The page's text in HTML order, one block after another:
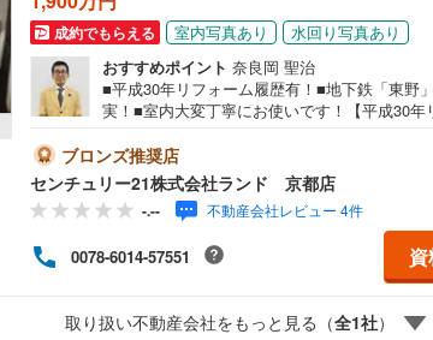
成約でもらえる 室内写真あり
水回り写真あり
おすすめポイント 奈良岡 聖治
■平成30年リフォーム履歴有！■地下鉄「東野
実！■室内大変丁寧にお使いです！【平成30
替・床CF、クロス張替他・洋室11帖に壁掛け
ム3ヶ所設置（玄関、車、店舗）■照明器具、
で売却可能です！お客様の目線に立ったご提案
伝いをさせて頂きます。
ブロンズ推奨店
センチュリー21株式会社ランド 京都店
-.-- 不動産会社レビュー 4件
0078-6014-57551
取り扱い不動産会社をもっと見る（全1社）